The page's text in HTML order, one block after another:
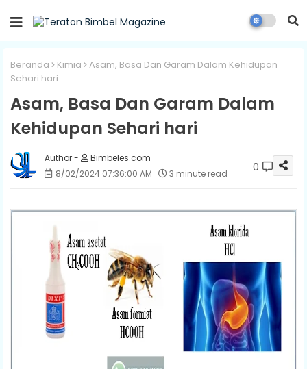
Beranda Kimia
Asam, Basa Dan Garam Dalam Kehidupan
Sehari hari
Asam, Basa Dan Garam Dalam
Kehidupan Sehari hari
Bimbeles.com
8/02/2024 07:36:00 AM
3 minute read 0